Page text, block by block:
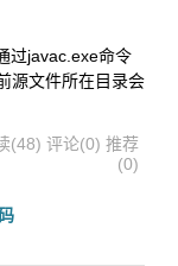
过javac.exe命令
源文件所在目录会
(48) 评论(0) 推荐
(0)